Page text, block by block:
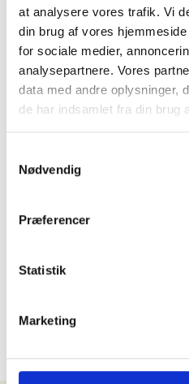
at analysere vores trafik. Vi
din brug af vores
for sociale medier,
analysepartnere. Vores
data med andre oplysninger,
de har indsamlet fra din brug
Nødvendig
Præferencer
Statistik
Marketing